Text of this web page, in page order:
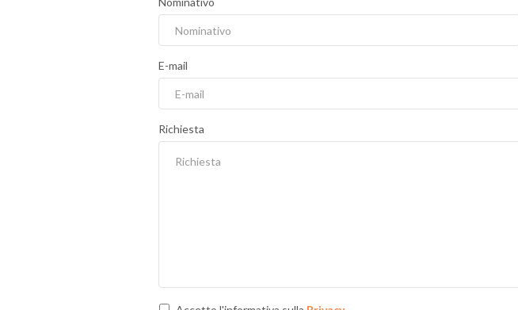
E-mail
Richiesta